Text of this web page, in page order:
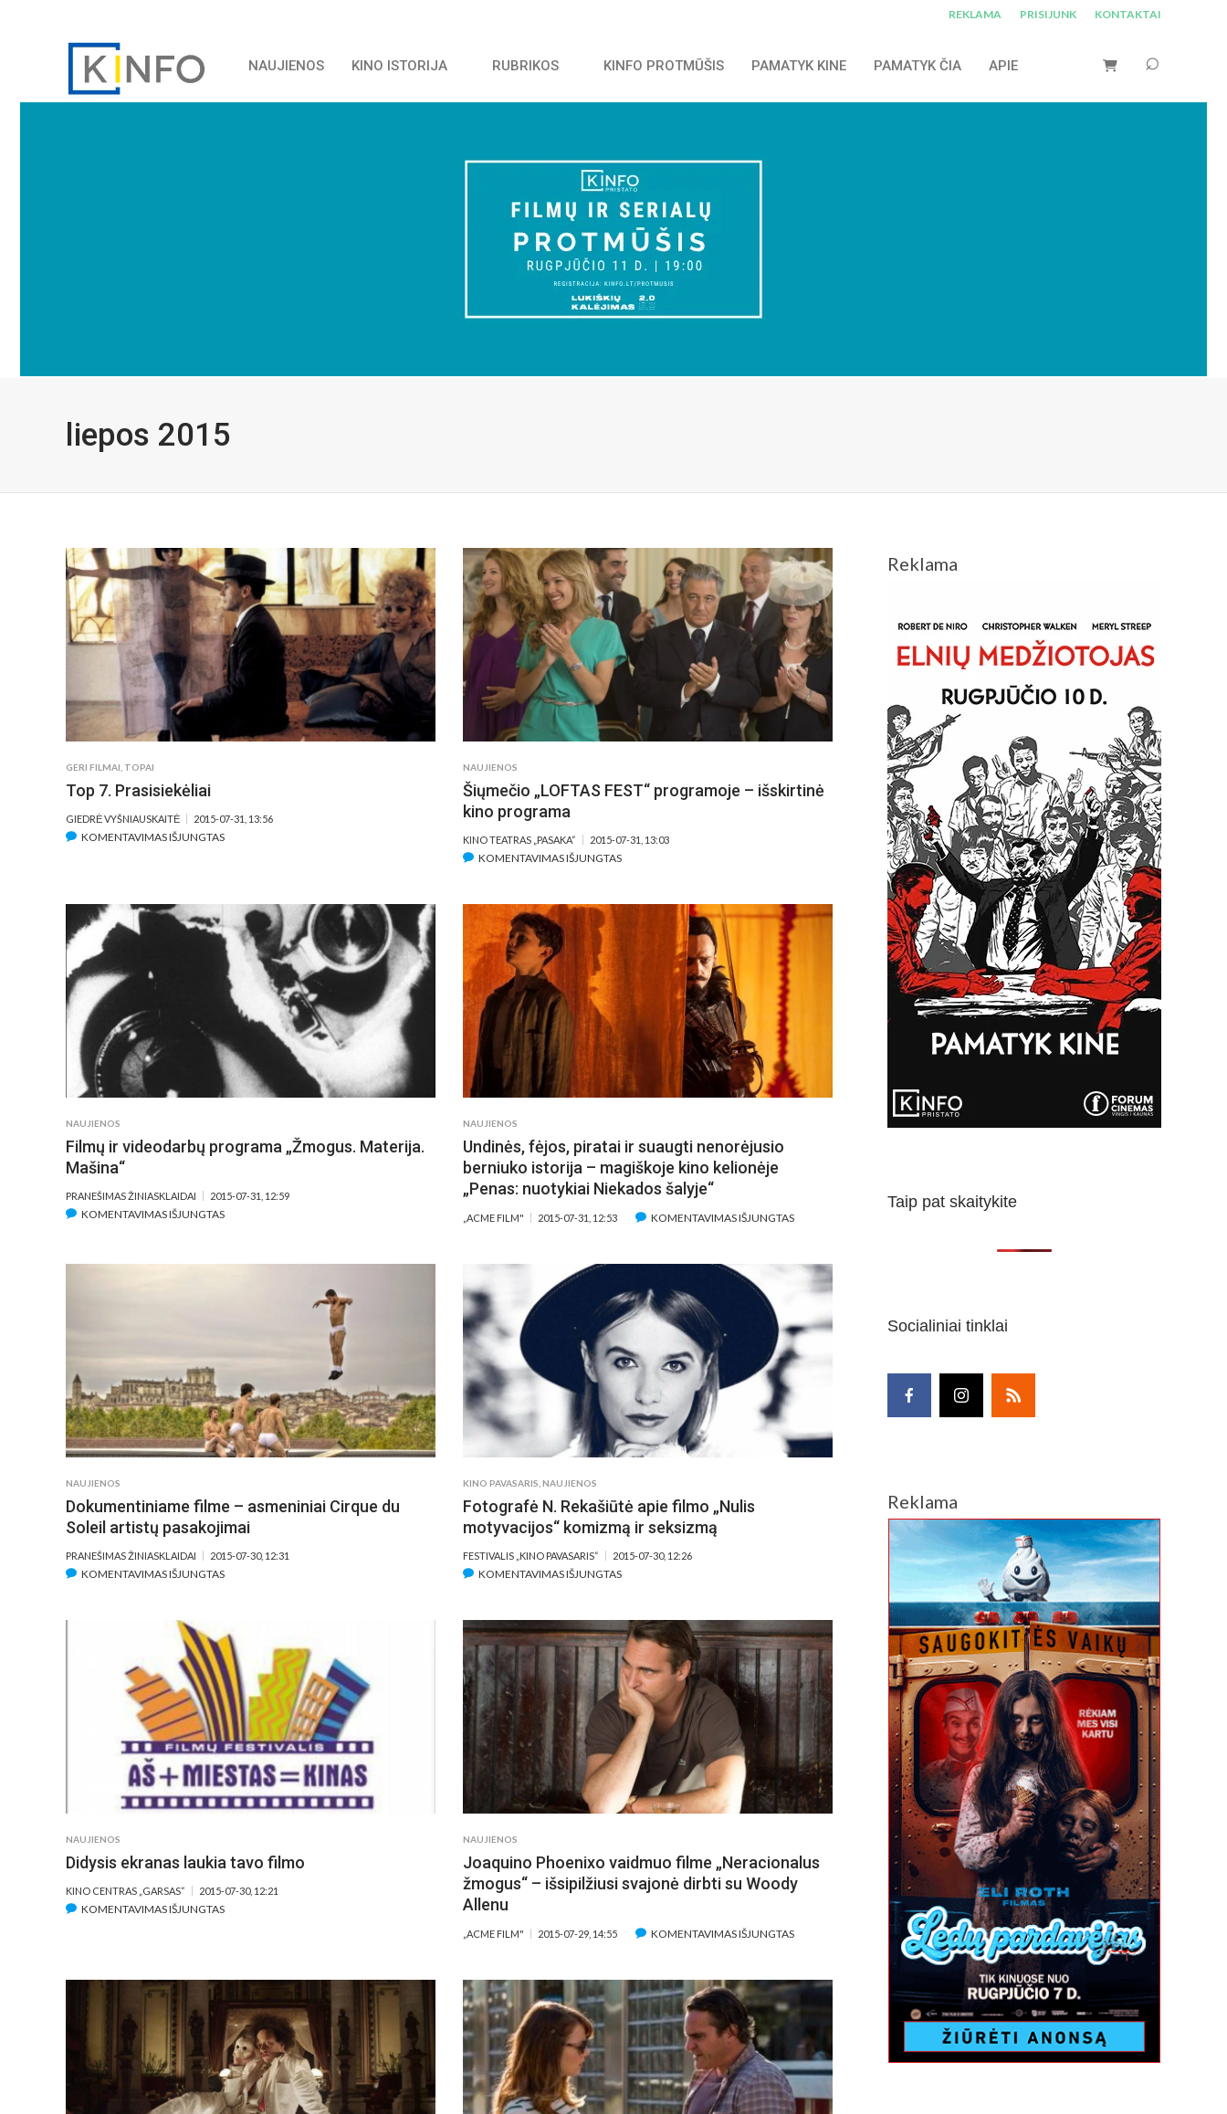
REKLAMA PRISIJUNK KONTAKTAI
NAUJIENOS KINO ISTORIJA RUBRIKOS KINFO PROTMŪŠIS PAMATYK KINE PAMATYK ČIA APIE
liepos 2015
GERI FILMAI TOPAI
Top 7. Prasisiekėliai
GIEDRĖ VYŠNIAUSKAITĖ 2015-07-31, 13:56
KOMENTAVIMAS IŠJUNGTASĮRAŠE
NAUJIENOS
Šiųmečio „LOFTAS FEST“ programoje – išskirtinė
kino programa
KINO TEATRAS „PASAKA“ 2015-07-31, 13:03
KOMENTAVIMAS IŠJUNGTASĮRAŠE
PROGRAMOJE
IŠSKIRTINĖ
PROGRAMA
NAUJIENOS
Filmų ir videodarbų programa „Žmogus. Materija.
Mašina“
PRANEŠIMAS ŽINIASKLAIDAI 2015-07-31, 12:59
KOMENTAVIMAS IŠJUNGTASĮRAŠE
NAUJIENOS
Undinės, fėjos, piratai ir suaugti nenorėjusio
berniuko istorija – magiškoje kino kelionėje
„Penas: nuotykiai Niekados šalyje“
„ACME FILM" 2015-07-31, 12:53 KOMENTAVIMAS IŠJUNGTASĮRAŠE
PIRATAI
SUAUGTI
NENORĖJUSIO
BERNIUKO
ISTORIJA
NAUJIENOS
Dokumentiniame filme – asmeniniai Cirque du
Soleil artistų pasakojimai
PRANEŠIMAS ŽINIASKLAIDAI 2015-07-30, 12:31
KOMENTAVIMAS IŠJUNGTASĮRAŠE
–
ASMENINIAI
CIRQUE
DU
SOLEIL
ARTISTŲ
PASAKOJIMAI
KINO PAVASARIS ,NAUJIENOS
Fotografė N. Rekašiūtė apie filmo „Nulis
motyvacijos“ komizmą ir seksizmą
FESTIVALIS „KINO PAVASARIS“ 2015-07-30, 12:26
KOMENTAVIMAS IŠJUNGTASĮRAŠE
REKAŠIŪTĖ
APIE
FILMO
„NULIS
MOTYVACIJOS“
KOMIZMĄ
IR
SEKSIZMĄ
NAUJIENOS
Didysis ekranas laukia tavo filmo
KINO CENTRAS „GARSAS“ 2015-07-30, 12:21
KOMENTAVIMAS IŠJUNGTASĮRAŠE
TAVO
FILMO
NAUJIENOS
Joaquino Phoenixo vaidmuo filme „Neracionalus
žmogus“ – išsipilžiusi svajonė dirbti su Woody
Allenu
„ACME FILM" 2015-07-29, 14:55 KOMENTAVIMAS IŠJUNGTASĮRAŠE
VAIDMUO
FILME
„NERACIONALUS
ŽMOGUS“
–
SVAJONĖ
Reklama
Taip pat skaitykite
Socialiniai tinklai
Reklama